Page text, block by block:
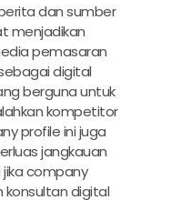
dan sumber
menjadikan
pemasaran
digital
berguna untuk
kompetitor
profile ini juga
jangkauan
jika company
digital